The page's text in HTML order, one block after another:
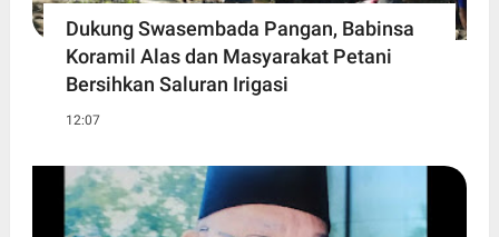
Dukung Swasembada Pangan, Babinsa
Koramil Alas dan Masyarakat Petani
Bersihkan Saluran Irigasi
12:07